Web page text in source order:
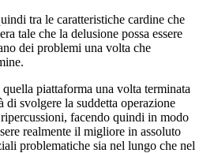
tra le caratteristiche cardine che
tale che la delusione possa essere
dei problemi una volta che
piattaforma una volta terminata
di svolgere la suddetta operazione
facendo quindi in modo
realmente il migliore in assoluto
problematiche sia nel lungo che nel